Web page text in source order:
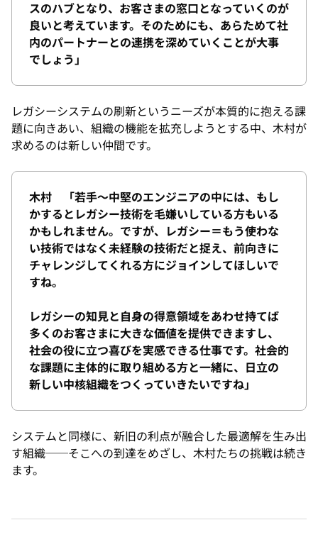
スのハブとなり、お客さまの窓口となっていくのが
良いと考えています。そのためにも、あらためて社
内のパートナーとの連携を深めていくことが大事
でしょう」
レガシーシステムの刷新というニーズが本質的に抱える課
題に向きあい、組織の機能を拡充しようとする中、木村が
求めるのは新しい仲間です。
木村 「若手～中堅のエンジニアの中には、もし
かするとレガシー技術を毛嫌いしている方もいる
かもしれません。ですが、レガシー＝もう使わな
い技術ではなく未経験の技術だと捉え、前向きに
チャレンジしてくれる方にジョインしてほしいで
すね。
レガシーの知見と自身の得意領域をあわせ持てば
多くのお客さまに大きな価値を提供できますし、
社会の役に立つ喜びを実感できる仕事です。社会的
な課題に主体的に取り組める方と一緒に、日立の
新しい中核組織をつくっていきたいですね」
システムと同様に、新旧の利点が融合した最適解を生み出
す組織──そこへの到達をめざし、木村たちの挑戦は続き
ます。